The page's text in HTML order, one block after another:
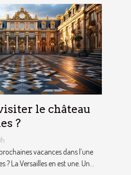
le château
?
vacances dans l’une
? La Versailles en est une. Un...